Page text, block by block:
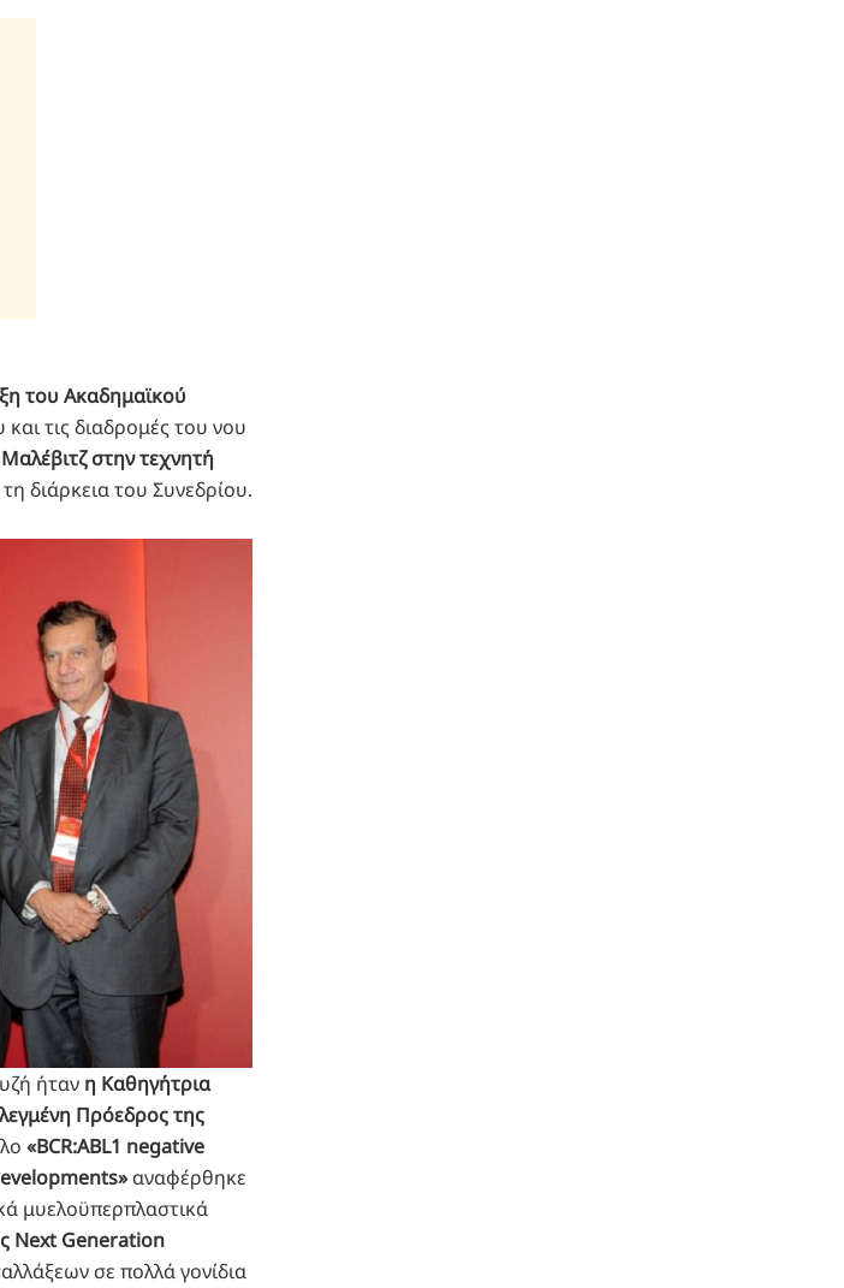
του Ακαδημαϊκού
τις διαδρομές του νου
στην τεχνητή
διάρκεια του Συνεδρίου.
ήταν η Καθηγήτρια
Πρόεδρος της
«BCR:ABL1 negative
αναφέρθηκε
μυελοϋπερπλαστικά
Next Generation
σε πολλά γονίδια